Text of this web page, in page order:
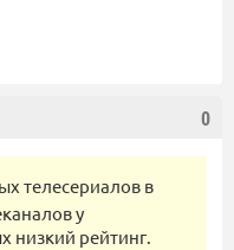
0
телесериалов в
у
низкий рейтинг.